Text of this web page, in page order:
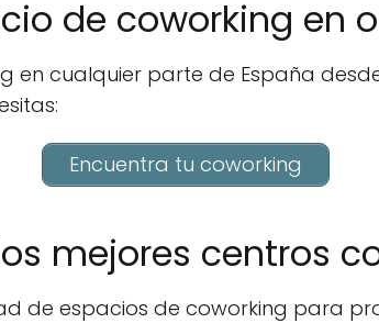
de coworking en
en cualquier parte de España
Encuentra tu coworking
mejores centros
de espacios de coworking para